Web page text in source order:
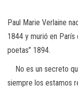
Paul Marie Verlaine
1844 y murió en
poetas” 1894.
No es un secreto
siempre los estamos